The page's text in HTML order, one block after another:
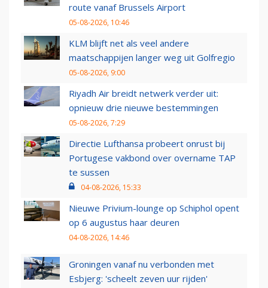
route vanaf Brussels Airport
05-08-2026, 10:46
KLM blijft net als veel andere
maatschappijen langer weg uit Golfregio
05-08-2026, 9:00
Riyadh Air breidt netwerk verder uit:
opnieuw drie nieuwe bestemmingen
05-08-2026, 7:29
Directie Lufthansa probeert onrust bij
Portugese vakbond over overname TAP
te sussen
04-08-2026, 15:33
Nieuwe Privium-lounge op Schiphol opent
op 6 augustus haar deuren
04-08-2026, 14:46
Groningen vanaf nu verbonden met
Esbjerg: 'scheelt zeven uur rijden'